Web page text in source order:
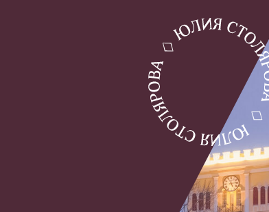
ПРОГРАММА ЭКСПЕДИЦИИ О ПРОВОДНИКЕ